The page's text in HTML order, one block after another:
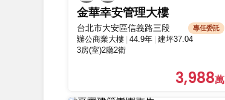
金華幸安管理大樓
台北市大安區信義路三段 專任委託
辦公商業大樓 44.9年 建坪37.04
3房(室)2廳2衛
3,988